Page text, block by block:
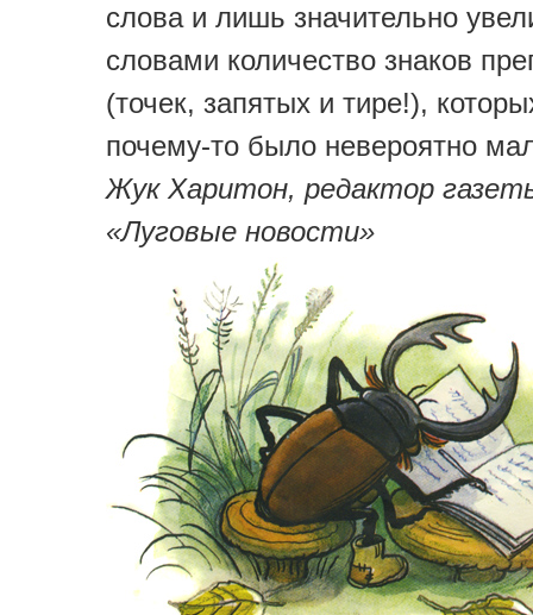
слова и лишь значительно
словами количество знаков
(точек, запятых и тире!),
почему-то было невероятно
Жук Харитон, редактор
«Луговые новости»